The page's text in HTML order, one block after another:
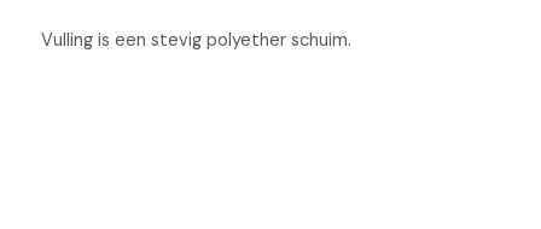
Vulling is een stevig polyether schuim.